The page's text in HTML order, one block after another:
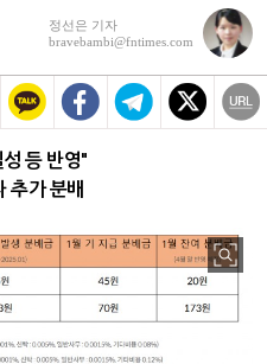
정선은 기자
bravebambi@fntimes.com
성 등 반영"
추가 분배